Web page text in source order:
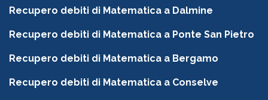
Recupero debiti di Matematica a Dalmine
Recupero debiti di Matematica a Ponte San Pietro
Recupero debiti di Matematica a Bergamo
Recupero debiti di Matematica a Conselve